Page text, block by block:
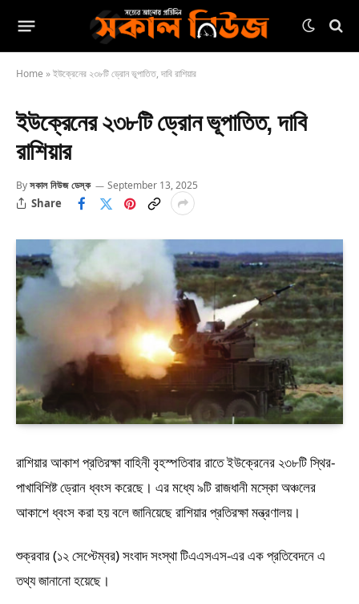
Home »ইউক্রেনের ২৩৮টি ড্রোন ভূপাতিত, দাবি রাশিয়ার
ইউক্রেনের ২৩৮টি ড্রোন ভূপাতিত, দাবি
রাশিয়ার
Byসকাল নিউজ ডেস্ক September 13, 2025
Share
রাশিয়ার আকাশ প্রতিরক্ষা বাহিনী বৃহস্পতিবার রাতে ইউক্রেনের ২৩৮টি স্থির-
পাখাবিশিষ্ট ড্রোন ধ্বংস করেছে। এর মধ্যে ৯টি রাজধানী মস্কো অঞ্চলের
আকাশে ধ্বংস করা হয় বলে জানিয়েছে রাশিয়ার প্রতিরক্ষা মন্ত্রণালয়।
শুক্রবার (১২ সেপ্টেম্বর) সংবাদ সংস্থা টিএএসএস-এর এক প্রতিবেদনে এ
তথ্য জানানো হয়েছে।